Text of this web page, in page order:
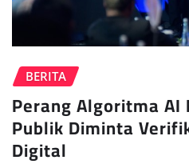
BERITA
Perang Algoritma
Publik Diminta
Digital